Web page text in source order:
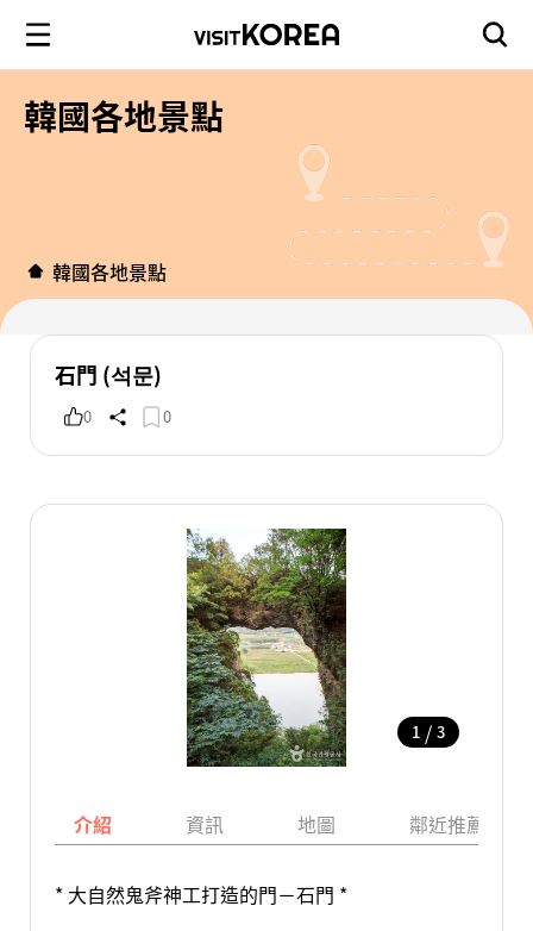
韓國各地景點
韓國各地景點
石門 (석문)
0 0
1 / 3
介紹 資訊 地圖 鄰近推薦景點
* 大自然鬼斧神工打造的門－石門 *